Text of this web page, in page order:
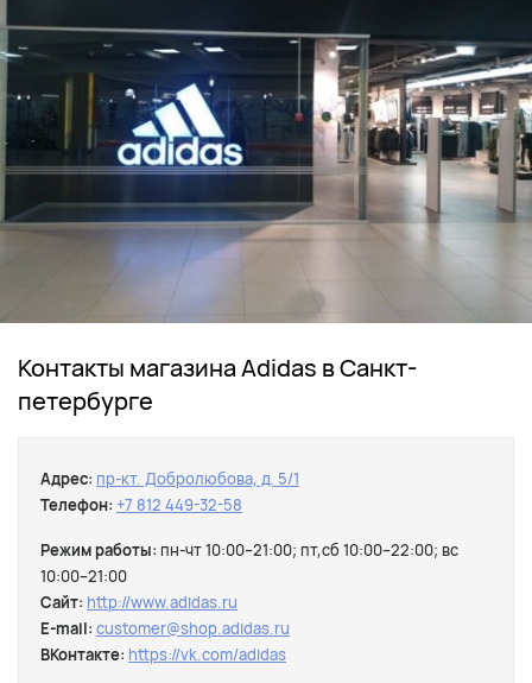
Контакты магазина Adidas в Санкт-
петербурге
Адрес: пр-кт. Добролюбова, д. 5/1
Телефон: +7 812 449-32-58
Режим работы: пн-чт 10:00–21:00; пт,сб 10:00–22:00; вс
10:00–21:00
Сайт: http://www.adidas.ru
E-mail: customer@shop.adidas.ru
ВКонтакте: https://vk.com/adidas